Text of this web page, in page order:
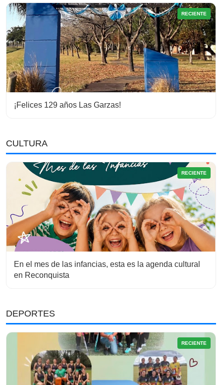
RECIENTE
¡Felices 129 años Las Garzas!
CULTURA
RECIENTE
En el mes de las infancias, esta es la agenda cultural
en Reconquista
DEPORTES
RECIENTE